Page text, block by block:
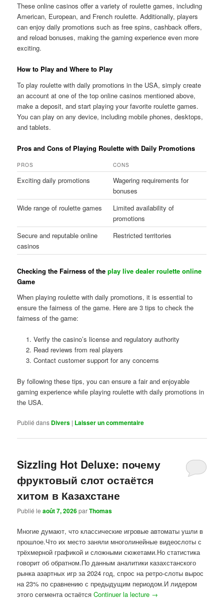
These online casinos offer a variety of roulette games, including
American, European, and French roulette. Additionally, players
can enjoy daily promotions such as free spins, cashback offers,
and reload bonuses, making the gaming experience even more
exciting.
How to Play and Where to Play
To play roulette with daily promotions in the USA, simply create
an account at one of the top online casinos mentioned above,
make a deposit, and start playing your favorite roulette games.
You can play on any device, including mobile phones, desktops,
and tablets.
Pros and Cons of Playing Roulette with Daily Promotions
PROS CONS
Exciting daily promotions
Wagering requirements for
bonuses
Wide range of roulette games
Limited availability of
promotions
Secure and reputable online
casinos
Restricted territories
Checking the Fairness of theplay live dealer roulette online
Game
When playing roulette with daily promotions, it is essential to
ensure the fairness of the game. Here are 3 tips to check the
fairness of the game:
Verify the casino’s license and regulatory authority
Read reviews from real players
Contact customer support for any concerns
By following these tips, you can ensure a fair and enjoyable
gaming experience while playing roulette with daily promotions in
the USA.
Publié dans Divers | Laisser un commentaire
Sizzling Hot Deluxe: почему
фруктовый слот остаётся
хитом в Казахстане
Publié leaoût 7, 2026parThomas
Многие думают, что классические игровые автоматы ушли в
прошлое.Что их место заняли многолинейные видеослоты с
трёхмерной графикой и сложными сюжетами.Но статистика
говорит об обратном.По данным аналитики казахстанского
рынка азартных игр за 2024 год, спрос на ретро-слоты вырос
на 23% по сравнению с предыдущим периодом.И лидером
этого сегмента остаётсяContinuer la lecture →